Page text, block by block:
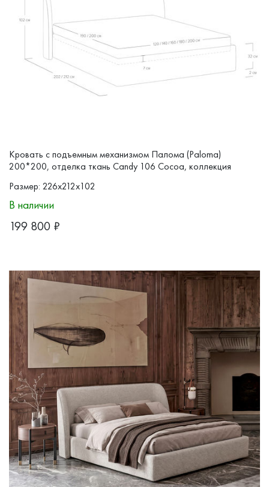
Кровать с подъемным механизмом Палома (Paloma)
200*200, отделка ткань Candy 106 Cocoa, коллекция
Размер: 226x212x102
В наличии
199 800 ₽